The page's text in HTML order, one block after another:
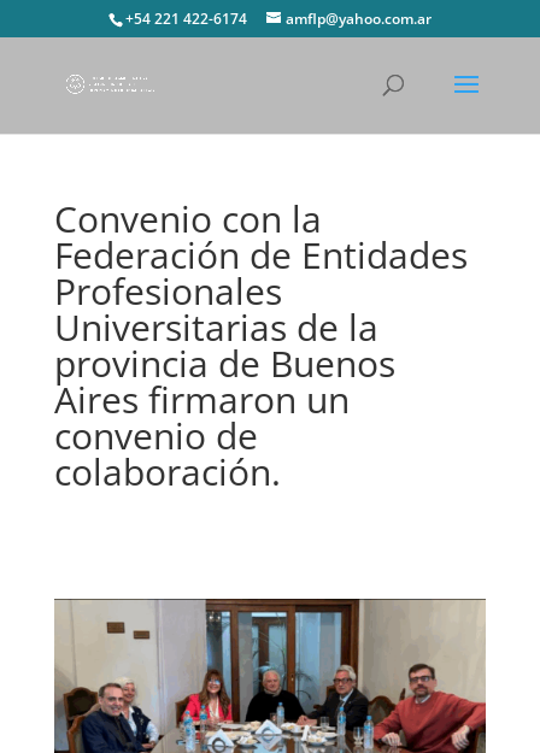
+54 221 422-6174 amflp@yahoo.com.ar
Convenio con la
Federación de Entidades
Profesionales
Universitarias de la
provincia de Buenos
Aires firmaron un
convenio de
colaboración.